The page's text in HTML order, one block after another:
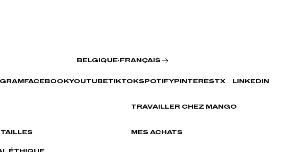
BELGIQUE· FRANÇAIS
FACEBOOKYOUTUBETIKTOKSPOTIFYPINTERESTX LINKEDIN
TRAVAILLER CHEZ MANGO
MES ACHATS